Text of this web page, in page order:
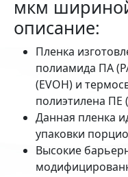
мкм
описание:
Пленка
полиамида ПА
(EVOH) и
полиэтилена ПЕ
Данная пленка
упаковки
Высокие